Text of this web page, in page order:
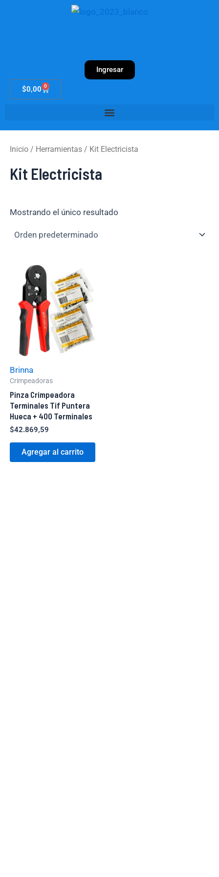
Ingresar
$0,00 0
Cart
Inicio / Herramientas / Kit Electricista
Kit Electricista
Mostrando el único resultado
Brinna
Crimpeadoras
Pinza Crimpeadora
Terminales Tif Puntera
Hueca + 400 Terminales
$42.869,59
Agregar al carrito